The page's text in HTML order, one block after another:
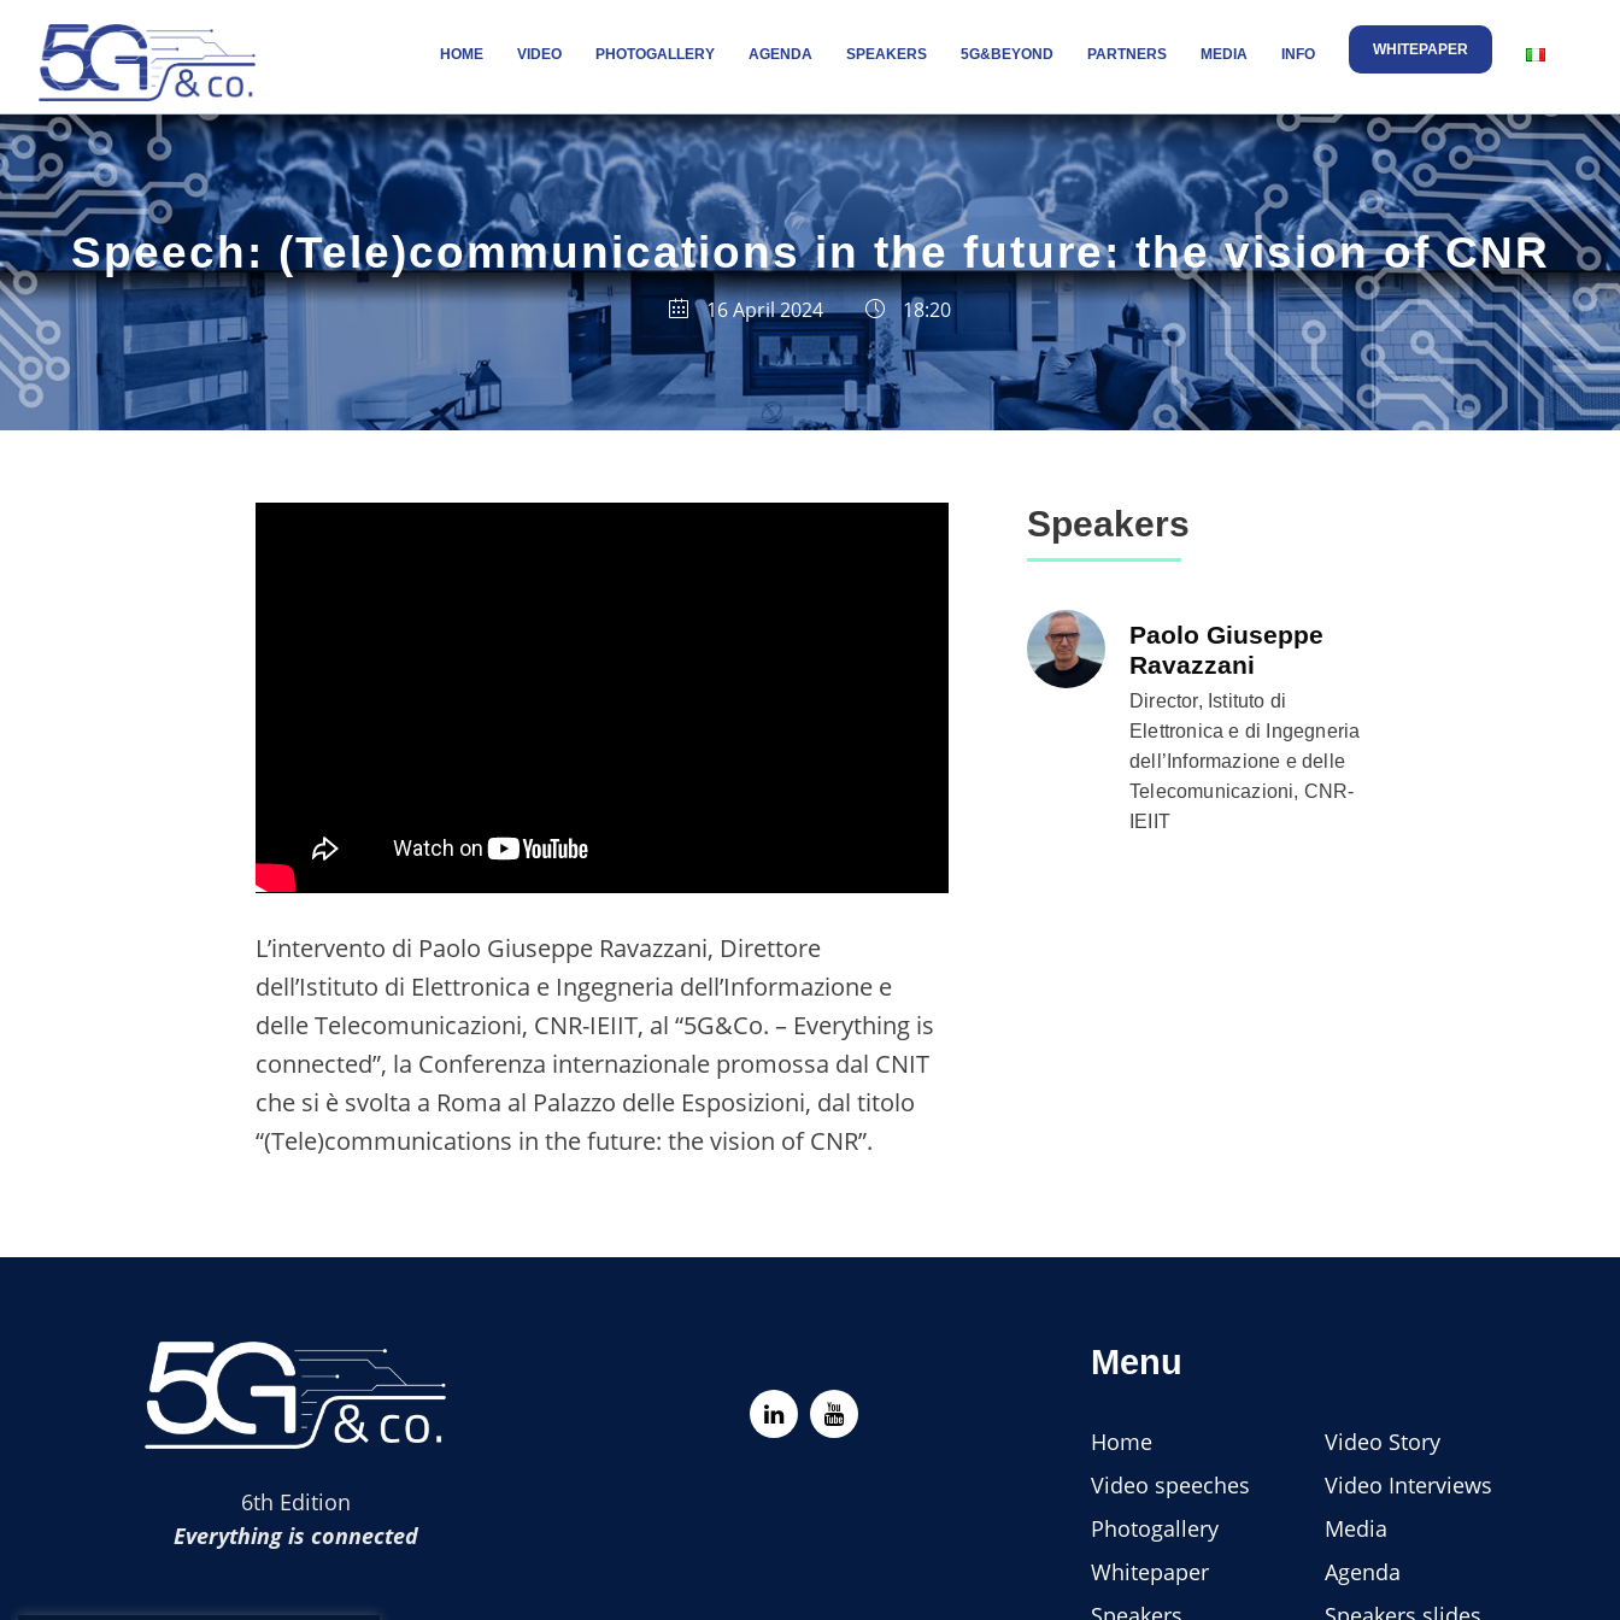
HOME VIDEO PHOTOGALLERY AGENDA SPEAKERS 5G&BEYOND PARTNERS MEDIA INFO WHITEPAPER
Speech: (Tele)communications in the future: the vision of CNR
16 April 2024 18:20
L’intervento di Paolo Giuseppe Ravazzani, Direttore
dell’Istituto di Elettronica e Ingegneria dell’Informazione e
delle Telecomunicazioni, CNR-IEIIT, al “5G&Co. – Everything is
connected”, la Conferenza internazionale promossa dal CNIT
che si è svolta a Roma al Palazzo delle Esposizioni, dal titolo
“(Tele)communications in the future: the vision of CNR”.
Speakers
Paolo Giuseppe
Ravazzani
Director, Istituto di
Elettronica e di Ingegneria
dell’Informazione e delle
Telecomunicazioni, CNR-
IEIIT
6th Edition
Everything is connected
Menu
Home
Video Story
Video speeches
Video Interviews
Photogallery
Media
Whitepaper
Agenda